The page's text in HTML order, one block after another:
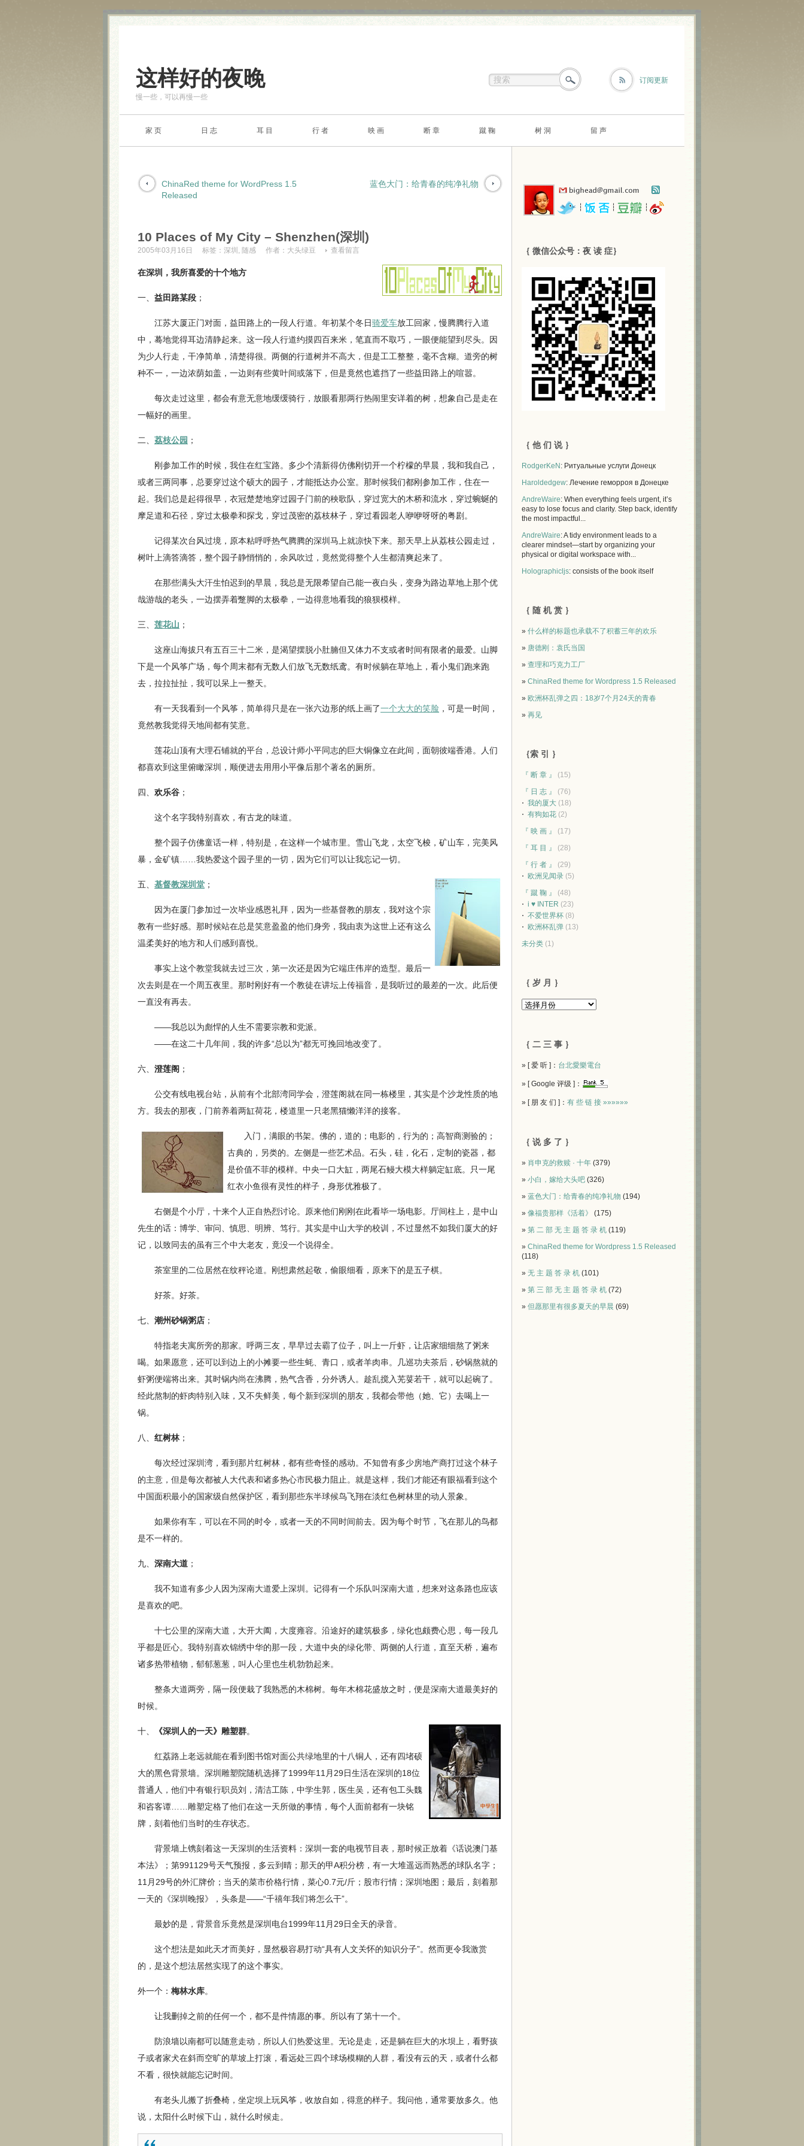
这样好的夜晚
慢一些，可以再慢一些
订阅更新
家 页 日 志 耳 目 行 者 映 画 断 章 蹴 鞠 树 洞 留 声
ChinaRed theme for WordPress 1.5
Released
蓝色大门：给青春的纯净礼物
10 Places of My City – Shenzhen(深圳)
2005年03月16日 标签： 深圳 , 随感 作者： 大头绿豆 查看留言
在深圳，我所喜爱的十个地方
一、 益田路某段 ；
江苏大厦正门对面，益田路上的一段人行道。年初某个冬日骑爱车放工回家，慢腾腾行入道
中，蓦地觉得耳边清静起来。这一段人行道约摸四百来米，笔直而不取巧，一眼便能望到尽头。因
为少人行走，干净简单，清楚得很。两侧的行道树并不高大，但是工工整整，毫不含糊。道旁的树
种不一，一边浓荫如盖，一边则有些黄叶间或落下，但是竟然也遮挡了一些益田路上的喧嚣。
每次走过这里，都会有意无意地缓缓骑行，放眼看那两行热闹里安详着的树，想象自己是走在
一幅好的画里。
二、 荔枝公园 ；
刚参加工作的时候，我住在红宝路。多少个清新得仿佛刚切开一个柠檬的早晨，我和我自己，
或者三两同事，总要穿过这个硕大的园子，才能抵达办公室。那时候我们都刚参加工作，住在一
起。我们总是起得很早，衣冠楚楚地穿过园子门前的秧歌队，穿过宽大的木桥和流水，穿过蜿蜒的
摩足道和石径，穿过太极拳和探戈，穿过茂密的荔枝林子，穿过看园老人咿咿呀呀的粤剧。
记得某次台风过境，原本粘呼呼热气腾腾的深圳马上就凉快下来。那天早上从荔枝公园走过，
树叶上滴答滴答，整个园子静悄悄的，余风吹过，竟然觉得整个人生都清爽起来了。
在那些满头大汗生怕迟到的早晨，我总是无限希望自己能一夜白头，变身为路边草地上那个优
哉游哉的老头，一边摆弄着蹩脚的太极拳，一边得意地看我的狼狈模样。
三、 莲花山 ；
这座山海拔只有五百三十二米，是渴望摆脱小肚腩但又体力不支或者时间有限者的最爱。山脚
下是一个风筝广场，每个周末都有无数人们放飞无数纸鸢。有时候躺在草地上，看小鬼们跑来跑
去，拉拉扯扯，我可以呆上一整天。
有一天我看到一个风筝，简单得只是在一张六边形的纸上画了一个大大的笑脸 ，可是一时间，
竟然教我觉得天地间都有笑意。
莲花山顶有大理石铺就的平台，总设计师小平同志的巨大铜像立在此间，面朝彼端香港。人们
都喜欢到这里俯瞰深圳，顺便进去用用小平像后那个著名的厕所。
四、 欢乐谷 ；
这个名字我特别喜欢，有古龙的味道。
整个园子仿佛童话一样，特别是，在这样一个城市里。雪山飞龙，太空飞梭，矿山车，完美风
暴，金矿镇……我热爱这个园子里的一切，因为它们可以让我忘记一切。
五、 基督教深圳堂 ；
因为在厦门参加过一次毕业感恩礼拜，因为一些基督教的朋友，我对这个宗
教有一些好感。那时候站在总是笑意盈盈的他们身旁，我由衷为这世上还有这么
温柔美好的地方和人们感到喜悦。
事实上这个教堂我就去过三次，第一次还是因为它端庄伟岸的造型。最后一
次去则是在一个周五夜里。那时刚好有一个教徒在讲坛上传福音，是我听过的最差的一次。此后便
一直没有再去。
——我总以为彪悍的人生不需要宗教和党派。
——在这二十几年间，我的许多“总以为”都无可挽回地改变了。
六、 澄莲阁 ；
公交有线电视台站，从前有个北部湾同学会，澄莲阁就在同一栋楼里，其实是个沙龙性质的地
方。我去的那夜，门前养着两缸荷花，楼道里一只老黑猫懒洋洋的接客。
入门，满眼的书架。佛的，道的；电影的，行为的；高智商测验的；
古典的，另类的。左侧是一些艺术品。石头，硅，化石，定制的瓷器，都
是价值不菲的模样。中央一口大缸，两尾石鳗大模大样躺定缸底。只一尾
红衣小鱼很有灵性的样子，身形优雅极了。
右侧是个小厅，十来个人正自热烈讨论。原来他们刚刚在此看毕一场电影。厅间柱上，是中山
先生的话：博学、审问、慎思、明辨、笃行。其实是中山大学的校训，不过显然不如我们厦大的好
记，以致同去的虽有三个中大老友，竟没一个说得全。
茶室里的二位居然在纹秤论道。刚想肃然起敬，偷眼细看，原来下的是五子棋。
好茶。好茶。
七、 潮州砂锅粥店 ；
特指老夫寓所旁的那家。呼两三友，早早过去霸了位子，叫上一斤虾，让店家细细熬了粥来
喝。如果愿意，还可以到边上的小摊要一些生蚝、青口，或者羊肉串。几巡功夫茶后，砂锅熬就的
虾粥便端将出来。其时锅内尚在沸腾，热气含香，分外诱人。趁乱搅入芜荽若干，就可以起碗了。
经此熬制的虾肉特别入味，又不失鲜美，每个新到深圳的朋友，我都会带他（她、它）去喝上一
锅。
八、 红树林；
每次经过深圳湾，看到那片红树林，都有些奇怪的感动。不知曾有多少房地产商打过这个林子
的主意，但是每次都被人大代表和诸多热心市民极力阻止。就是这样，我们才能还有眼福看到这个
中国面积最小的国家级自然保护区，看到那些东半球候鸟飞翔在淡红色树林里的动人景象。
如果你有车，可以在不同的时令，或者一天的不同时间前去。因为每个时节，飞在那儿的鸟都
是不一样的。
九、 深南大道 ；
我不知道有多少人因为深南大道爱上深圳。记得有一个乐队叫深南大道，想来对这条路也应该
是喜欢的吧。
十七公里的深南大道，大开大阖，大度雍容。沿途好的建筑极多，绿化也颇费心思，每一段几
乎都是匠心。我特别喜欢锦绣中华的那一段，大道中央的绿化带、两侧的人行道，直至天桥，遍布
诸多热带植物，郁郁葱葱，叫人心里也生机勃勃起来。
整条大道两旁，隔一段便栽了我熟悉的木棉树。每年木棉花盛放之时，便是深南大道最美好的
时候。
十、 《深圳人的一天》雕塑群。
红荔路上老远就能在看到图书馆对面公共绿地里的十八铜人，还有四堵硕
大的黑色背景墙。深圳雕塑院随机选择了1999年11月29日生活在深圳的18位
普通人，他们中有银行职员刘，清洁工陈，中学生郭，医生吴，还有包工头魏
和咨客谭……雕塑定格了他们在这一天所做的事情，每个人面前都有一块铭
牌，刻着他们当时的生存状态。
背景墙上镌刻着这一天深圳的生活资料：深圳一套的电视节目表，那时候正放着《话说澳门基
本法》；第991129号天气预报，多云到晴；那天的甲A积分榜，有一大堆遥远而熟悉的球队名字；
11月29号的外汇牌价；当天的菜市价格行情，菜心0.7元/斤；股市行情；深圳地图；最后，刻着那
一天的《深圳晚报》，头条是——“千禧年我们将怎么干”。
最妙的是，背景音乐竟然是深圳电台1999年11月29日全天的录音。
这个想法是如此天才而美好，显然极容易打动“具有人文关怀的知识分子”。然而更令我激赏
的，是这个想法居然实现了的这个事实。
外一个： 梅林水库。
让我删掉之前的任何一个，都不是件情愿的事。所以有了第十一个。
防浪墙以南都可以随意走动，所以人们热爱这里。无论是走，还是躺在巨大的水坝上，看野孩
子或者家犬在斜而空旷的草坡上打滚，看远处三四个球场模糊的人群，看没有云的天，或者什么都
不看，很快就能忘记时间。
有老头儿搬了折叠椅，坐定坝上玩风筝，收放自如，得意的样子。我问他，通常要放多久。他
说，太阳什么时候下山，就什么时候走。
┆ ┆ ┆
｛ 微信公众号：夜 读 症｝
｛ 他 们 说 ｝
RodgerKeN : Ритуальные услуги Донецк
Haroldedgew: Лечение геморроя в Донецке
AndreWaire: When everything feels urgent, it’s
easy to lose focus and clarity. Step back, identify
the most impactful...
AndreWaire: A tidy environment leads to a
clearer mindset—start by organizing your
physical or digital workspace with...
Holographicljs: consists of the book itself
｛ 随 机 赏 ｝
» 什么样的标题也承载不了积蓄三年的欢乐
» 唐德刚：袁氏当国
» 查理和巧克力工厂
» ChinaRed theme for Wordpress 1.5 Released
» 欧洲杯乱弹之四：18岁7个月24天的青春
» 再见
｛索 引 ｝
『 断 章 』
(15)
『 日 志 』
(76)
我的厦大 (18)
有狗如花 (2)
『 映 画 』
(17)
『 耳 目 』
(28)
『 行 者 』
(29)
欧洲见闻录 (5)
『 蹴 鞠 』
(48)
i ♥ INTER (23)
不爱世界杯 (8)
欧洲杯乱弹 (13)
未分类 (1)
｛ 岁 月 ｝
｛ 二 三 事 ｝
» [ 爱 听 ]： 台北愛樂電台
» [ Google 评级 ]：
» [ 朋 友 们 ]： 有 些 链 接 »»»»»»
｛ 说 多 了 ｝
» 肖申克的救赎 · 十年 (379)
» 小白，嫁给大头吧 (326)
» 蓝色大门：给青春的纯净礼物 (194)
» 像福贵那样《活着》
(175)
» 第 二 部 无 主 题 答 录 机 (119)
» ChinaRed theme for Wordpress 1.5 Released
(118)
» 无 主 题 答 录 机 (101)
» 第 三 部 无 主 题 答 录 机 (72)
» 但愿那里有很多夏天的早晨 (69)